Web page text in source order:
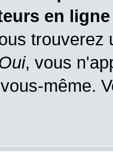
en
trouverez
, vous
même.